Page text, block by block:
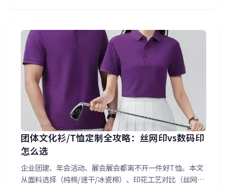
团体文化衫/T恤定制全攻略：丝网印vs数码印
怎么选
企业团建、年会活动、展会展会都离不开一件好T恤。本文
从面料选择（纯棉/速干/冰瓷棉）、印花工艺对比（丝网